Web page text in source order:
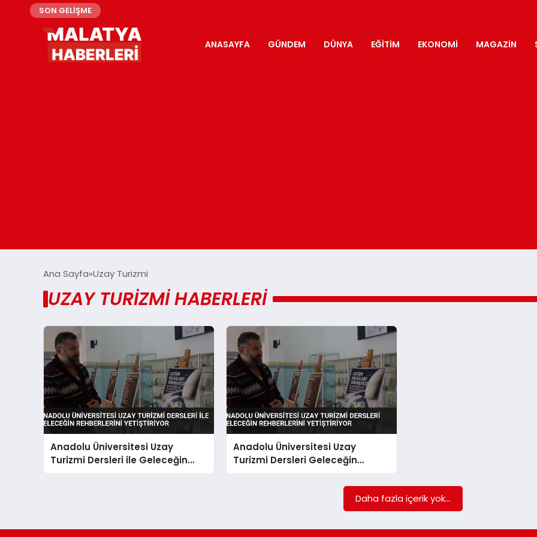
SON GELİŞME
ANASAYFA GÜNDEM DÜNYA EĞITIM EKONOMI MAGAZIN
Ana Sayfa Uzay Turizmi
UZAY TURIZMI HABERLERI
Anadolu Üniversitesi Uzay
Turizmi Dersleri ile Geleceğin
Rehberlerini Yetiştiriyor
Anadolu Üniversitesi Uzay
Turizmi Dersleri Geleceğin
Rehberlerini Yetiştiriyor
Daha fazla içerik yok...